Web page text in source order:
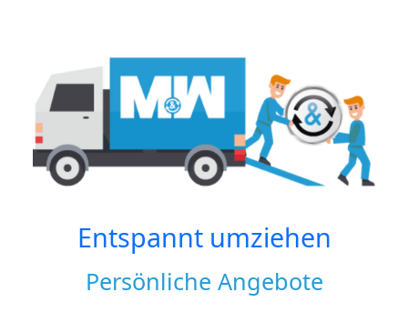
Entspannt umziehen
Persönliche Angebote